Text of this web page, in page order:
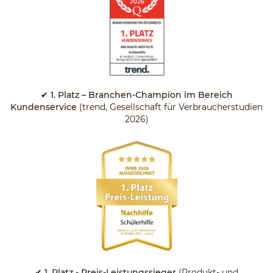
✔ 1. Platz – Branchen-Champion im Bereich
Kundenservice (trend, Gesellschaft für Verbraucherstudien
2026)